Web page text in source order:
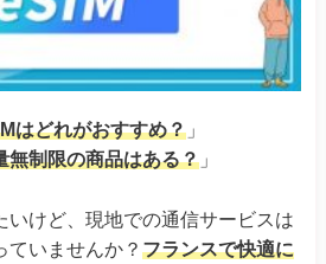
はどれがおすすめ？ 」
無制限の商品はある？ 」
いけど、現地での通信サービスは
ていませんか？ フランスで快適に